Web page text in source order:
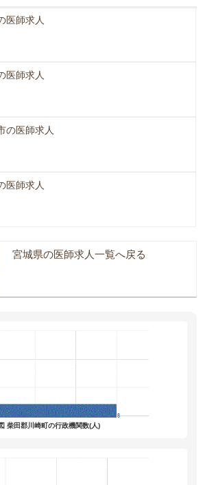
医師求人
医師求人
の医師求人
医師求人
宮城県の医師求人一覧へ戻る
図 柴田郡川崎町の行政機関数(人)